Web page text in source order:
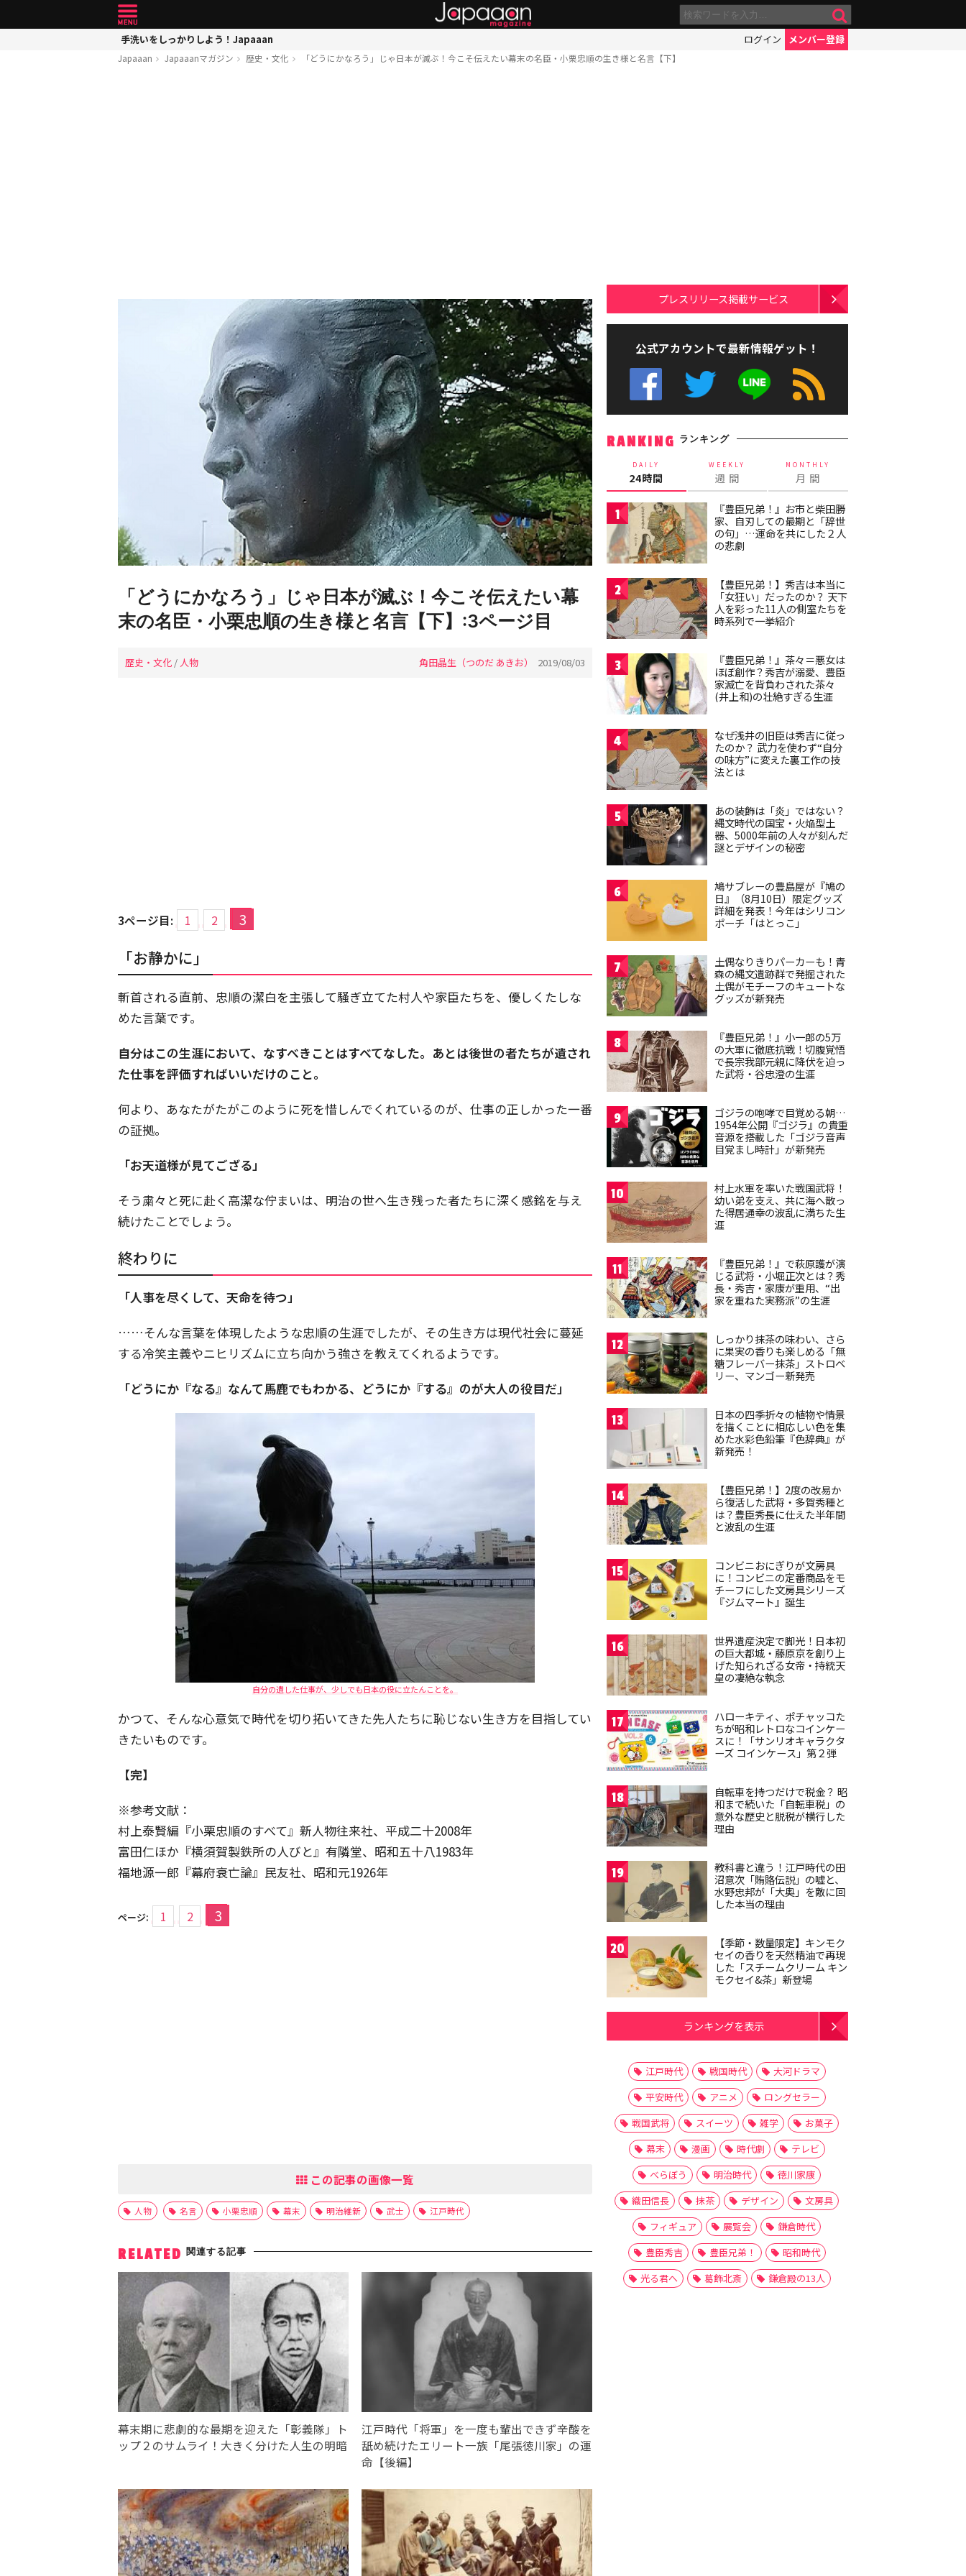
手洗いをしっかりしよう！Japaaan ログイン メンバー登録
Japaaan Japaaanマガジン 歴史・文化 「どうにかなろう」じゃ日本が滅ぶ！今こそ伝えたい幕末の名臣・小栗忠順の生き様と名言【下】
「どうにかなろう」じゃ日本が滅ぶ！今こそ伝えたい幕
末の名臣・小栗忠順の生き様と名言【下】:3ページ目
歴史・文化 / 人物 角田晶生（つのだ あきお） 2019/08/03
3ページ目: 1 2 3
「お静かに」
斬首される直前、忠順の潔白を主張して騒ぎ立てた村人や家臣たちを、優しくたしな
めた言葉です。
自分はこの生涯において、なすべきことはすべてなした。あとは後世の者たちが遺され
た仕事を評価すればいいだけのこと。
何より、あなたがたがこのように死を惜しんでくれているのが、仕事の正しかった一番
の証拠。
「お天道様が見てござる」
そう粛々と死に赴く高潔な佇まいは、明治の世へ生き残った者たちに深く感銘を与え
続けたことでしょう。
終わりに
「人事を尽くして、天命を待つ」
……そんな言葉を体現したような忠順の生涯でしたが、その生き方は現代社会に蔓延
する冷笑主義やニヒリズムに立ち向かう強さを教えてくれるようです。
「どうにか『なる』なんて馬鹿でもわかる、どうにか『する』のが大人の役目だ」
自分の遺した仕事が、少しでも日本の役に立たんことを。
かつて、そんな心意気で時代を切り拓いてきた先人たちに恥じない生き方を目指してい
きたいものです。
【完】
※参考文献：
村上泰賢編『小栗忠順のすべて』新人物往来社、平成二十2008年
富田仁ほか『横須賀製鉄所の人びと』有隣堂、昭和五十八1983年
福地源一郎『幕府衰亡論』民友社、昭和元1926年
ページ: 1 2 3
この記事の画像一覧
人物 名言 小栗忠順 幕末 明治維新 武士 江戸時代
RELATED 関連する記事
幕末期に悲劇的な最期を迎えた「彰義隊」ト
ップ２のサムライ！大きく分けた人生の明暗
江戸時代「将軍」を一度も輩出できず辛酸を
舐め続けたエリート一族「尾張徳川家」の運
命【後編】
プレスリリース掲載サービス
公式アカウントで最新情報ゲット！
RANKING ランキング
DAILY
24時間
WEEKLY
週 間
MONTHLY
月 間
1
『豊臣兄弟！』お市と柴田勝
家、自刃しての最期と「辞世
の句」…運命を共にした２人
の悲劇
2
【豊臣兄弟！】秀吉は本当に
「女狂い」だったのか？ 天下
人を彩った11人の側室たちを
時系列で一挙紹介
3
『豊臣兄弟！』茶々＝悪女は
ほぼ創作？秀吉が溺愛、豊臣
家滅亡を背負わされた茶々
(井上和)の壮絶すぎる生涯
4
なぜ浅井の旧臣は秀吉に従っ
たのか？ 武力を使わず“自分
の味方”に変えた裏工作の技
法とは
5
あの装飾は「炎」ではない？
縄文時代の国宝・火焔型土
器、5000年前の人々が刻んだ
謎とデザインの秘密
6
鳩サブレーの豊島屋が『鳩の
日』（8月10日）限定グッズ
詳細を発表！今年はシリコン
ポーチ「はとっこ」
7
土偶なりきりパーカーも！青
森の縄文遺跡群で発掘された
土偶がモチーフのキュートな
グッズが新発売
8
『豊臣兄弟！』小一郎の5万
の大軍に徹底抗戦！切腹覚悟
で長宗我部元親に降伏を迫っ
た武将・谷忠澄の生涯
9
ゴジラの咆哮で目覚める朝…
1954年公開『ゴジラ』の貴重
音源を搭載した「ゴジラ音声
目覚まし時計」が新発売
10
村上水軍を率いた戦国武将！
幼い弟を支え、共に海へ散っ
た得居通幸の波乱に満ちた生
涯
11
『豊臣兄弟！』で萩原護が演
じる武将・小堀正次とは？秀
長・秀吉・家康が重用、“出
家を重ねた実務派”の生涯
12
しっかり抹茶の味わい、さら
に果実の香りも楽しめる「無
糖フレーバー抹茶」ストロベ
リー、マンゴー新発売
13
日本の四季折々の植物や情景
を描くことに相応しい色を集
めた水彩色鉛筆『色辞典』が
新発売！
14
【豊臣兄弟！】2度の改易か
ら復活した武将・多賀秀種と
は？豊臣秀長に仕えた半年間
と波乱の生涯
15
コンビニおにぎりが文房具
に！コンビニの定番商品をモ
チーフにした文房具シリーズ
『ジムマート』誕生
16
世界遺産決定で脚光！日本初
の巨大都城・藤原京を創り上
げた知られざる女帝・持統天
皇の凄絶な執念
17
ハローキティ、ポチャッコた
ちが昭和レトロなコインケー
スに！「サンリオキャラクタ
ーズ コインケース」第２弾
18
自転車を持つだけで税金？ 昭
和まで続いた「自転車税」の
意外な歴史と脱税が横行した
理由
19
教科書と違う！江戸時代の田
沼意次「賄賂伝説」の嘘と、
水野忠邦が「大奥」を敵に回
した本当の理由
20
【季節・数量限定】キンモク
セイの香りを天然精油で再現
した「スチームクリーム キン
モクセイ&茶」新登場
ランキングを表示
江戸時代 戦国時代
大河ドラマ
平安時代
アニメ
ロングセラー
戦国武将
スイーツ 雑学
お菓子
幕末
漫画 時代劇
テレビ
べらぼう
明治時代
徳川家康
織田信長
抹茶 デザイン
文房具
フィギュア
展覧会
鎌倉時代
豊臣秀吉
豊臣兄弟！
昭和時代
光る君へ
葛飾北斎 鎌倉殿の13人